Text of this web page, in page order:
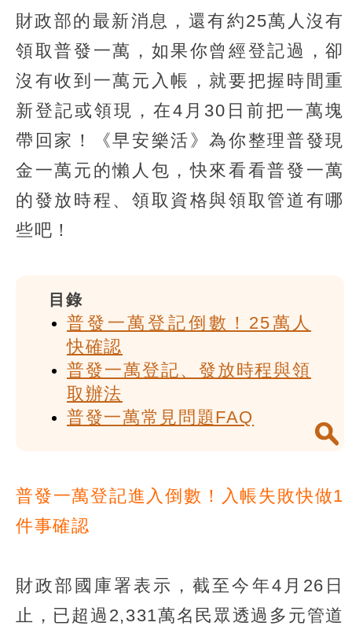
財政部的最新消息，還有約25萬人沒有
領取普發一萬，如果你曾經登記過，卻
沒有收到一萬元入帳，就要把握時間重
新登記或領現，在4月30日前把一萬塊
帶回家！《早安樂活》為你整理普發現
金一萬元的懶人包，快來看看普發一萬
的發放時程、領取資格與領取管道有哪
些吧！
目錄
普發一萬登記倒數！25萬人
快確認
普發一萬登記、發放時程與領
取辦法
普發一萬常見問題FAQ
普發一萬登記進入倒數！入帳失敗快做1
件事確認
財政部國庫署表示，截至今年4月26日
止，已超過2,331萬名民眾透過多元管道